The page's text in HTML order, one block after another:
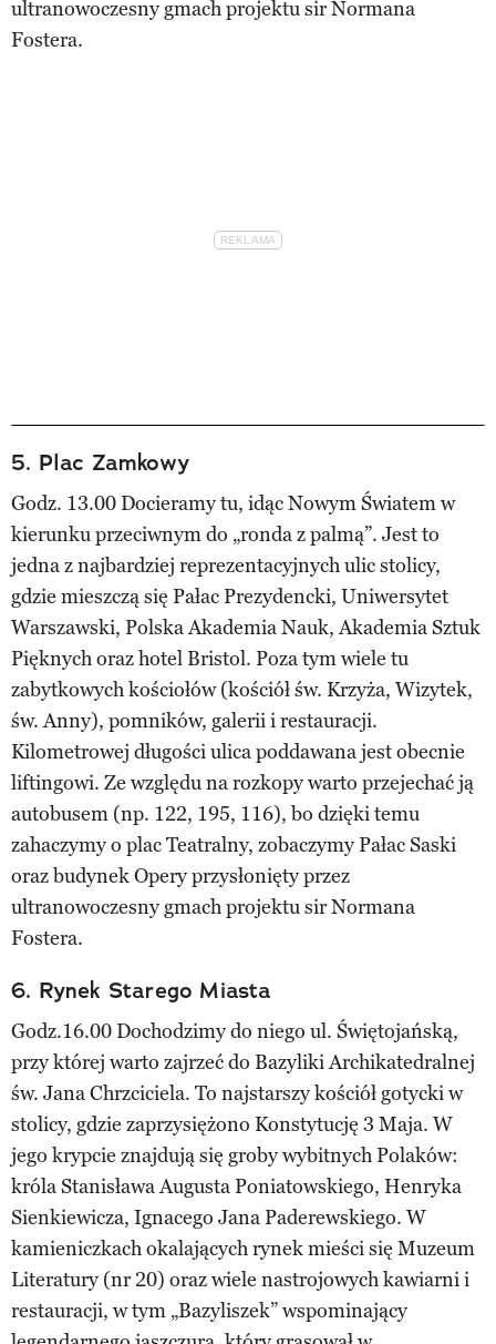
ultranowoczesny gmach projektu sir Normana
Fostera.
5. Plac Zamkowy
Godz. 13.00 Docieramy tu, idąc Nowym Światem w
kierunku przeciwnym do „ronda z palmą”. Jest to
jedna z najbardziej reprezentacyjnych ulic stolicy,
gdzie mieszczą się Pałac Prezydencki, Uniwersytet
Warszawski, Polska Akademia Nauk, Akademia Sztuk
Pięknych oraz hotel Bristol. Poza tym wiele tu
zabytkowych kościołów (kościół św. Krzyża, Wizytek,
św. Anny), pomników, galerii i restauracji.
Kilometrowej długości ulica poddawana jest obecnie
liftingowi. Ze względu na rozkopy warto przejechać ją
autobusem (np. 122, 195, 116), bo dzięki temu
zahaczymy o plac Teatralny, zobaczymy Pałac Saski
oraz budynek Opery przysłonięty przez
ultranowoczesny gmach projektu sir Normana
Fostera.
6. Rynek Starego Miasta
Godz.16.00 Dochodzimy do niego ul. Świętojańską,
przy której warto zajrzeć do Bazyliki Archikatedralnej
św. Jana Chrzciciela. To najstarszy kościół gotycki w
stolicy, gdzie zaprzysiężono Konstytucję 3 Maja. W
jego krypcie znajdują się groby wybitnych Polaków:
króla Stanisława Augusta Poniatowskiego, Henryka
Sienkiewicza, Ignacego Jana Paderewskiego. W
kamieniczkach okalających rynek mieści się Muzeum
Literatury (nr 20) oraz wiele nastrojowych kawiarni i
restauracji, w tym „Bazyliszek” wspominający